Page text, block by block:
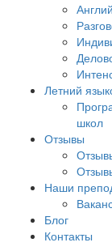
Летний
школ
Отзывы
Наши
Блог
Контакты